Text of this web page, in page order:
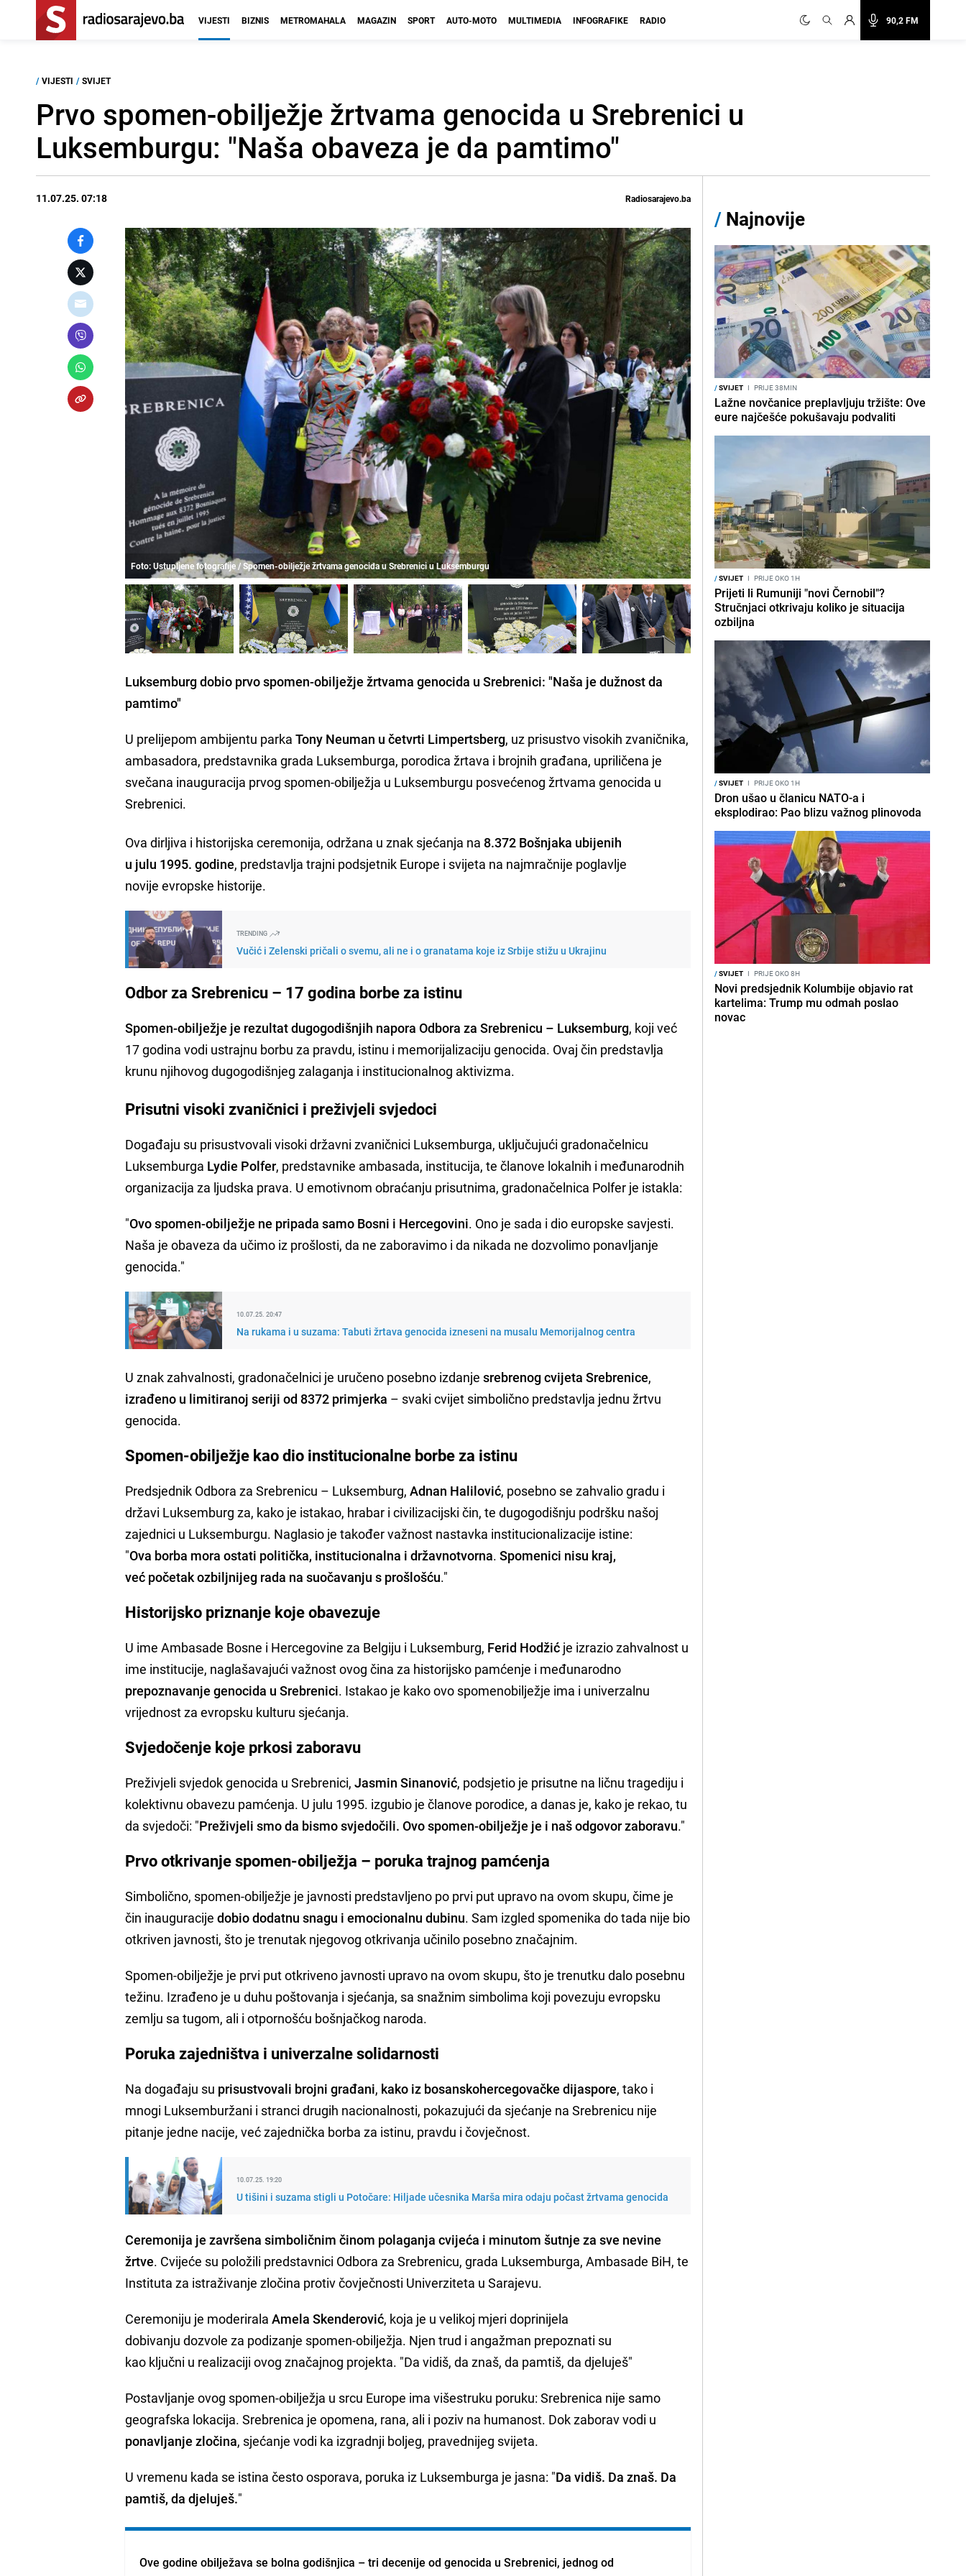
90,2 FM
VIJESTI BIZNIS METROMAHALA MAGAZIN SPORT AUTO-MOTO MULTIMEDIA INFOGRAFIKE RADIO
/ VIJESTI / SVIJET
Prvo spomen-obilježje žrtvama genocida u Srebrenici u
Luksemburgu: "Naša obaveza je da pamtimo"
11.07.25. 07:18 Radiosarajevo.ba
Foto: Ustupljene fotografije / Spomen-obilježje žrtvama genocida u Srebrenici u Luksemburgu
Luksemburg dobio prvo spomen-obilježje žrtvama genocida u Srebrenici: "Naša je dužnost da
pamtimo"
U prelijepom ambijentu parkaTony Neuman u četvrti Limpertsberg, uz prisustvo visokih zvaničnika,
ambasadora, predstavnika grada Luksemburga, porodica žrtava i brojnih građana, upriličena je
svečana inauguracija prvog spomen-obilježja u Luksemburgu posvećenog žrtvama genocida u
Srebrenici.
Ova dirljiva i historijska ceremonija, održana u znak sjećanja na 8.372 Bošnjaka ubijenih
u julu 1995. godine, predstavlja trajni podsjetnik Europe i svijeta na najmračnije poglavlje
novije evropske historije.
TRENDING
Vučić i Zelenski pričali o svemu, ali ne i o granatama koje iz Srbije stižu u Ukrajinu
Odbor za Srebrenicu – 17 godina borbe za istinu
Spomen-obilježje je rezultat dugogodišnjih napora Odbora za Srebrenicu – Luksemburg, koji već
17 godina vodi ustrajnu borbu za pravdu, istinu i memorijalizaciju genocida. Ovaj čin predstavlja
krunu njihovog dugogodišnjeg zalaganja i institucionalnog aktivizma.
Prisutni visoki zvaničnici i preživjeli svjedoci
Događaju su prisustvovali visoki državni zvaničnici Luksemburga, uključujući gradonačelnicu
Luksemburga Lydie Polfer, predstavnike ambasada, institucija, te članove lokalnih i međunarodnih
organizacija za ljudska prava. U emotivnom obraćanju prisutnima, gradonačelnica Polfer je istakla:
"Ovo spomen-obilježje ne pripada samo Bosni i Hercegovini. Ono je sada i dio europske savjesti.
Naša je obaveza da učimo iz prošlosti, da ne zaboravimo i da nikada ne dozvolimo ponavljanje
genocida."
10.07.25. 20:47
Na rukama i u suzama: Tabuti žrtava genocida izneseni na musalu Memorijalnog centra
U znak zahvalnosti, gradonačelnici je uručeno posebno izdanjesrebrenog cvijeta Srebrenice,
izrađeno u limitiranoj seriji od 8372 primjerka – svaki cvijet simbolično predstavlja jednu žrtvu
genocida.
Spomen-obilježje kao dio institucionalne borbe za istinu
Predsjednik Odbora za Srebrenicu – Luksemburg,Adnan Halilović, posebno se zahvalio gradu i
državi Luksemburg za, kako je istakao, hrabar i civilizacijski čin, te dugogodišnju podršku našoj
zajednici u Luksemburgu. Naglasio je također važnost nastavka institucionalizacije istine:
"Ova borba mora ostati politička, institucionalna i državnotvorna.Spomenici nisu kraj,
već početak ozbiljnijeg rada na suočavanju s prošlošću."
Historijsko priznanje koje obavezuje
U ime Ambasade Bosne i Hercegovine za Belgiju i Luksemburg, Ferid Hodžić je izrazio zahvalnost u
ime institucije, naglašavajući važnost ovog čina za historijsko pamćenje i međunarodno
prepoznavanje genocida u Srebrenici. Istakao je kako ovo spomenobilježje ima i univerzalnu
vrijednost za evropsku kulturu sjećanja.
Svjedočenje koje prkosi zaboravu
Preživjeli svjedok genocida u Srebrenici,Jasmin Sinanović, podsjetio je prisutne na ličnu tragediju i
kolektivnu obavezu pamćenja. U julu 1995. izgubio je članove porodice, a danas je, kako je rekao, tu
da svjedoči: "Preživjeli smo da bismo svjedočili. Ovo spomen-obilježje je i naš odgovor zaboravu."
Prvo otkrivanje spomen-obilježja – poruka trajnog pamćenja
Simbolično, spomen-obilježje je javnosti predstavljeno po prvi put upravo na ovom skupu, čime je
čin inauguracijedobio dodatnu snagu i emocionalnu dubinu. Sam izgled spomenika do tada nije bio
otkriven javnosti, što je trenutak njegovog otkrivanja učinilo posebno značajnim.
Spomen-obilježje je prvi put otkriveno javnosti upravo na ovom skupu, što je trenutku dalo posebnu
težinu. Izrađeno je u duhu poštovanja i sjećanja, sa snažnim simbolima koji povezuju evropsku
zemlju sa tugom, ali i otpornošću bošnjačkog naroda.
Poruka zajedništva i univerzalne solidarnosti
Na događaju su prisustvovali brojni građani, kako iz bosanskohercegovačke dijaspore, tako i
mnogi Luksemburžani i stranci drugih nacionalnosti, pokazujući da sjećanje na Srebrenicu nije
pitanje jedne nacije, već zajednička borba za istinu, pravdu i čovječnost.
10.07.25. 19:20
U tišini i suzama stigli u Potočare: Hiljade učesnika Marša mira odaju počast žrtvama genocida
Ceremonija je završena simboličnim činom polaganja cvijeća i minutom šutnje za sve nevine
žrtve. Cvijeće su položili predstavnici Odbora za Srebrenicu, grada Luksemburga, Ambasade BiH, te
Instituta za istraživanje zločina protiv čovječnosti Univerziteta u Sarajevu.
Ceremoniju je moderiralaAmela Skenderović, koja je u velikoj mjeri doprinijela
dobivanju dozvole za podizanje spomen-obilježja. Njen trud i angažman prepoznati su
kao ključni u realizaciji ovog značajnog projekta. "Da vidiš, da znaš, da pamtiš, da djeluješ"
Postavljanje ovog spomen-obilježja u srcu Europe ima višestruku poruku: Srebrenica nije samo
geografska lokacija. Srebrenica je opomena, rana, ali i poziv na humanost. Dok zaborav vodi u
ponavljanje zločina, sjećanje vodi ka izgradnji boljeg, pravednijeg svijeta.
U vremenu kada se istina često osporava, poruka iz Luksemburga je jasna: "Da vidiš. Da znaš. Da
pamtiš, da djeluješ."
Ove godine obilježava se bolna godišnjica – tri decenije od genocida u Srebrenici, jednog od
/ Najnovije
/SVIJET I PRIJE 38MIN
Lažne novčanice preplavljuju tržište: Ove
eure najčešće pokušavaju podvaliti
/SVIJET I PRIJE OKO 1H
Prijeti li Rumuniji "novi Černobil"?
Stručnjaci otkrivaju koliko je situacija
ozbiljna
/SVIJET I PRIJE OKO 1H
Dron ušao u članicu NATO-a i
eksplodirao: Pao blizu važnog plinovoda
/SVIJET I PRIJE OKO 8H
Novi predsjednik Kolumbije objavio rat
kartelima: Trump mu odmah poslao
novac